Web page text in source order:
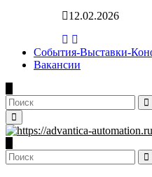
12.02.2026
События-Выставки-
Вакансии
Search
for:Primary
Menu
Search
for: